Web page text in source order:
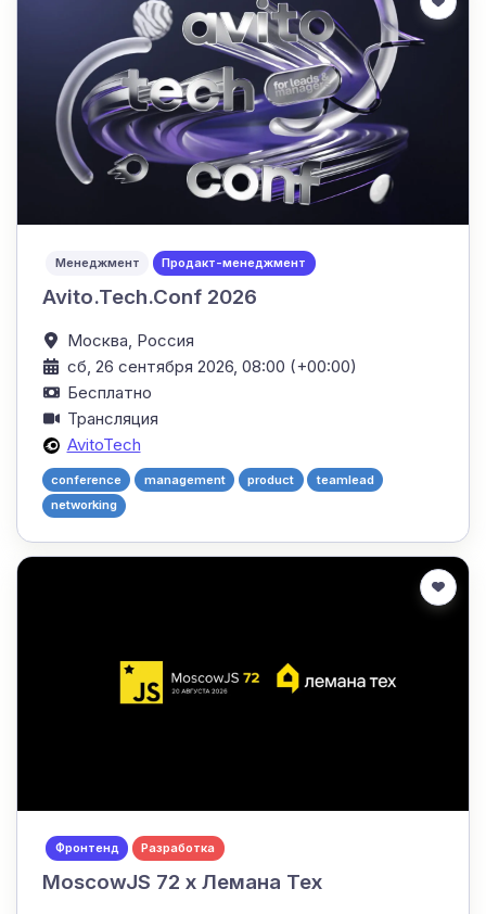
Менеджмент Продакт-менеджмент
Avito.Tech.Conf 2026
Москва, Россия
сб, 26 сентября 2026, 08:00 (+00:00)
Бесплатно
Трансляция
AvitoTech
conference management product
teamlead
networking
Фронтенд Разработка
MoscowJS 72 x Лемана Тех